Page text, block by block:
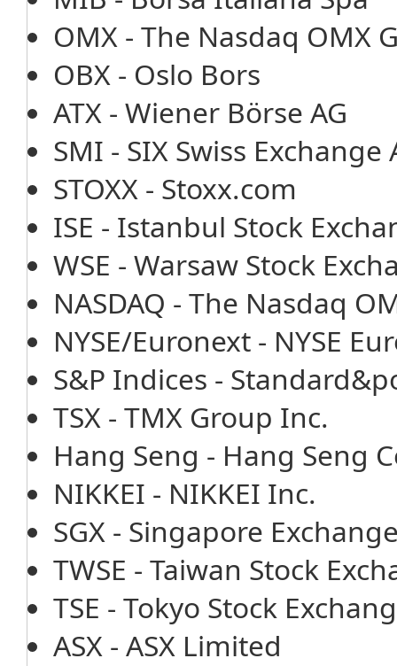
OMX - The Nasdaq OMX
OBX - Oslo Bors
ATX - Wiener Börse AG
SMI - SIX Swiss Exchange
STOXX - Stoxx.com
ISE - Istanbul Stock
WSE - Warsaw Stock
NASDAQ - The Nasdaq
NYSE/Euronext - NYSE
S&P Indices -
TSX - TMX Group Inc.
Hang Seng - Hang Seng
NIKKEI - NIKKEI Inc.
SGX - Singapore
TWSE - Taiwan Stock
TSE - Tokyo Stock
ASX - ASX Limited